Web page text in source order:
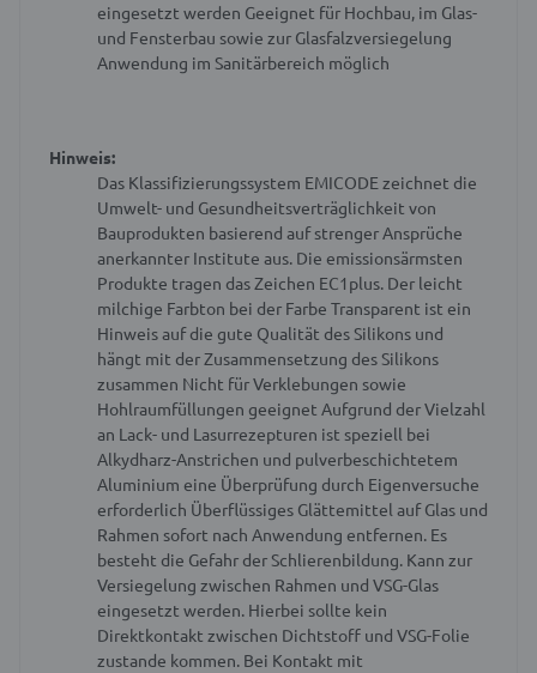
eingesetzt werden Geeignet für Hochbau, im Glas-
und Fensterbau sowie zur Glasfalzversiegelung
Anwendung im Sanitärbereich möglich
Hinweis:
Das Klassifizierungssystem EMICODE zeichnet die
Umwelt- und Gesundheitsverträglichkeit von
Bauprodukten basierend auf strenger Ansprüche
anerkannter Institute aus. Die emissionsärmsten
Produkte tragen das Zeichen EC1plus. Der leicht
milchige Farbton bei der Farbe Transparent ist ein
Hinweis auf die gute Qualität des Silikons und
hängt mit der Zusammensetzung des Silikons
zusammen Nicht für Verklebungen sowie
Hohlraumfüllungen geeignet Aufgrund der Vielzahl
an Lack- und Lasurrezepturen ist speziell bei
Alkydharz-Anstrichen und pulverbeschichtetem
Aluminium eine Überprüfung durch Eigenversuche
erforderlich Überflüssiges Glättemittel auf Glas und
Rahmen sofort nach Anwendung entfernen. Es
besteht die Gefahr der Schlierenbildung. Kann zur
Versiegelung zwischen Rahmen und VSG-Glas
eingesetzt werden. Hierbei sollte kein
Direktkontakt zwischen Dichtstoff und VSG-Folie
zustande kommen. Bei Kontakt mit